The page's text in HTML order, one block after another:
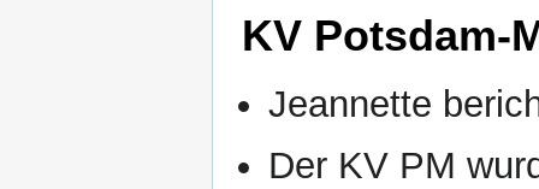
KV Potsdam-
Jeannette
Der KV PM